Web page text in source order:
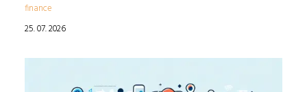
finance
25. 07. 2026